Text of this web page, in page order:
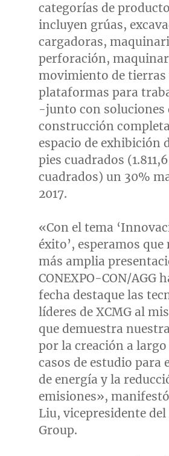
categorías de
incluyen grúas,
cargadoras,
perforación,
movimiento de tierras
plataformas para
-junto con soluciones
construcción
espacio de exhibición
pies cuadrados
cuadrados) un 30%
2017.
«Con el tema
éxito’, esperamos que
más amplia
CONEXPO-CON/AGG
fecha destaque las
líderes de XCMG al
que demuestra
por la creación a
casos de estudio para
de energía y la
emisiones», manifestó
Liu, vicepresidente del
Group.